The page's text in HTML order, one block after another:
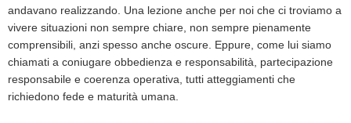
andavano realizzando. Una lezione anche per noi che ci troviamo a
vivere situazioni non sempre chiare, non sempre pienamente
comprensibili, anzi spesso anche oscure. Eppure, come lui siamo
chiamati a coniugare obbedienza e responsabilità, partecipazione
responsabile e coerenza operativa, tutti atteggiamenti che
richiedono fede e maturità umana.